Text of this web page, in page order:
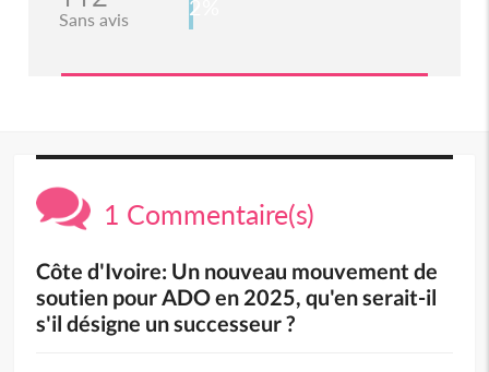
Sans avis 2%
1 Commentaire(s)
Côte d'Ivoire: Un nouveau mouvement de
soutien pour ADO en 2025, qu'en serait-il
s'il désigne un successeur ?